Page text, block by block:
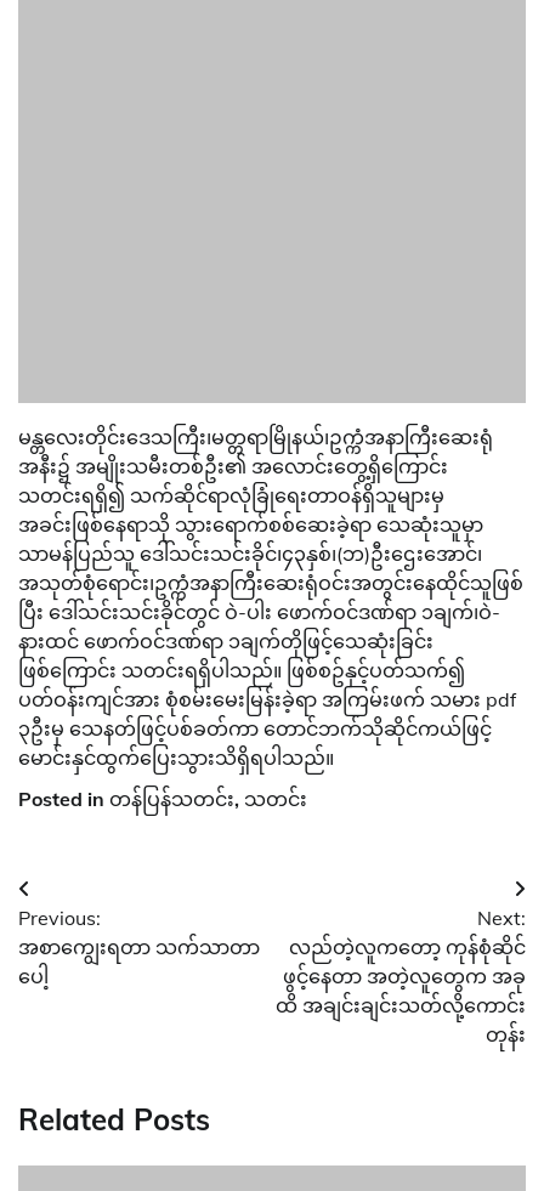
မန္တလေးတိုင်းဒေသကြီး၊မတ္တရာမြိုနယ်၊ဥက္ကံအနာကြီးဆေးရုံ
အနီး၌ အမျိုးသမီးတစ်ဦး၏ အလောင်းတွေ့ရှိကြောင်း
သတင်းရရှိ၍ သက်ဆိုင်ရာလုံခြုံရေးတာဝန်ရှိသူများမှ
အခင်းဖြစ်နေရာသို သွားရောက်စစ်ဆေးခဲ့ရာ သေဆုံးသူမှာ
သာမန်ပြည်သူ ဒေါ်သင်းသင်းခိုင်၊၄၃နှစ်၊(ဘ)ဦးဌေးအောင်၊
အသုတ်စုံရောင်း၊ဥက္ကံအနာကြီးဆေးရုံဝင်းအတွင်းနေထိုင်သူဖြစ်
ပြီး ဒေါ်သင်းသင်းခိုင်တွင် ဝဲ-ပါး ဖောက်ဝင်ဒဏ်ရာ ၁ချက်၊ဝဲ-
နားထင် ဖောက်ဝင်ဒဏ်ရာ ၁ချက်တိုဖြင့်သေဆုံးခြင်း
ဖြစ်ကြောင်း သတင်းရရှိပါသည်။ ဖြစ်စဥ်နှင့်ပတ်သက်၍
ပတ်ဝန်းကျင်အား စုံစမ်းမေးမြန်းခဲ့ရာ အကြမ်းဖက် သမား pdf
၃ဦးမှ သေနတ်ဖြင့်ပစ်ခတ်ကာ တောင်ဘက်သိုဆိုင်ကယ်ဖြင့်
မောင်းနှင်ထွက်ပြေးသွားသိရှိရပါသည်။
Posted in တန်ပြန်သတင်း, သတင်း
Post
navigation
Previous:
အစာကျွေးရတာ သက်သာတာ
ပေါ့
Next:
လည်တဲ့လူကတော့ ကုန်စုံဆိုင်
ဖွင့်နေတာ အတဲ့လူတွေက အခု
ထိ အချင်းချင်းသတ်လို့ကောင်း
တုန်း
Related Posts